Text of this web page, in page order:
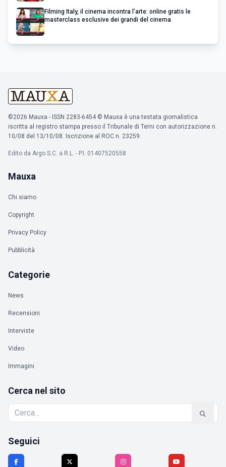
Filming Italy, il cinema incontra l’arte: online gratis le
masterclass esclusive dei grandi del cinema
©2026 Mauxa - ISSN 2283-6454 © Mauxa è una testata giornalistica
iscritta al registro stampa presso il Tribunale di Terni con autorizzazione n.
10/08 del 13/10/08. Iscrizione al ROC n. 23259.
Edito da Argo S.C. a R.L. - P.I. 01407520558
Mauxa
Chi siamo
Copyright
Privacy Policy
Pubblicità
Categorie
News
Recensioni
Interviste
Video
Immagini
Cerca nel sito
Seguici